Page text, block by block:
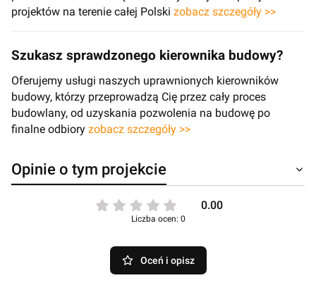
projektów na terenie całej Polski zobacz szczegóły >>
Szukasz sprawdzonego kierownika budowy?
Oferujemy usługi naszych uprawnionych kierowników
budowy, którzy przeprowadzą Cię przez cały proces
budowlany, od uzyskania pozwolenia na budowę po
finalne odbiory zobacz szczegóły >>
Opinie o tym projekcie
0.00
Liczba ocen: 0
Oceń i opisz